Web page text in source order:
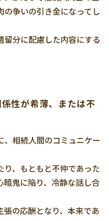
争いの引き金になってし
分に配慮した内容にする
性が希薄、または不
相続人間のコミュニケー
、もともと不仲であった
暗鬼に陥り、冷静な話し合
の応酬となり、本来であ